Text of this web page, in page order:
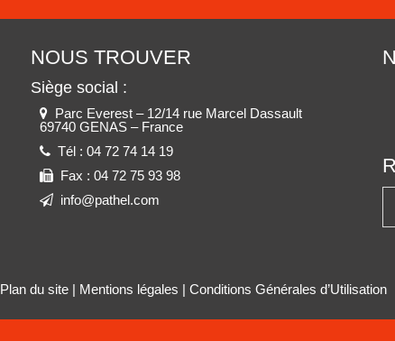
NOUS TROUVER
Siège social :
Parc Everest – 12/14 rue Marcel Dassault
69740 GENAS – France
Tél : 04 72 74 14 19
Fax : 04 72 75 93 98
info@pathel.com
Plan du site| Mentions légales | Conditions Générales d’Utilisation